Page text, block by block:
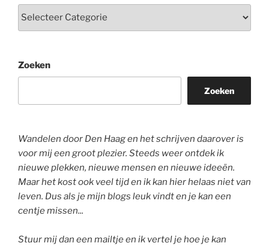
Zoeken
Zoeken
Wandelen door Den Haag en het schrijven daarover is
voor mij een groot plezier. Steeds weer ontdek ik
nieuwe plekken, nieuwe mensen en nieuwe ideeën.
Maar het kost ook veel tijd en ik kan hier helaas niet van
leven. Dus als je mijn blogs leuk vindt en je kan een
centje missen...
Stuur mij dan een mailtje en ik vertel je hoe je kan